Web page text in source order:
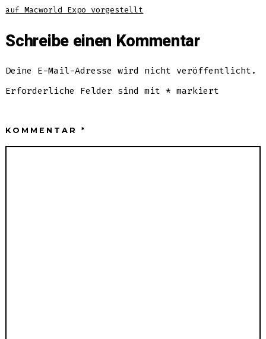
auf Macworld Expo vorgestellt
Schreibe einen Kommentar
Deine E-Mail-Adresse wird nicht veröffentlicht.
Erforderliche Felder sind mit* markiert
KOMMENTAR*